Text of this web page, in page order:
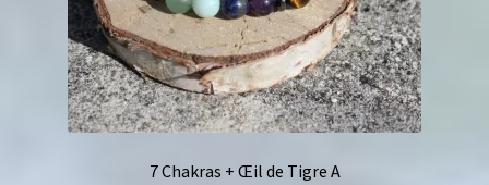
7 Chakras + Œil de Tigre A